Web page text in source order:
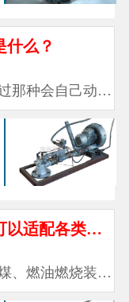
轻的，搬大铸件
了拉不动。第二
什么？
那种会自己动的
接、能搬运、能
又快又准，还不
工业机器人。说
人就是一个"不
由几个部分组
的身体，关节是
天然气烧嘴可以适配各类复杂工业工况
、燃油燃烧装
的优势极为突